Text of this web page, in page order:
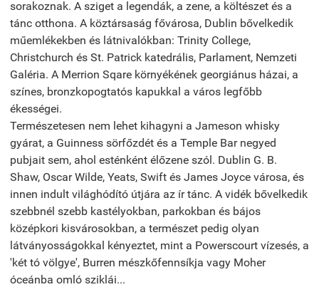
sorakoznak. A sziget a legendák, a zene, a költészet és a
tánc otthona. A köztársaság fővárosa, Dublin bővelkedik
műemlékekben és látnivalókban: Trinity College,
Christchurch és St. Patrick katedrális, Parlament, Nemzeti
Galéria. A Merrion Sqare környékének georgiánus házai, a
színes, bronzkopogtatós kapukkal a város legfőbb
ékességei.
Természetesen nem lehet kihagyni a Jameson whisky
gyárat, a Guinness sörfőzdét és a Temple Bar negyed
pubjait sem, ahol esténként élőzene szól. Dublin G. B.
Shaw, Oscar Wilde, Yeats, Swift és James Joyce városa, és
innen indult világhódító útjára az ír tánc. A vidék bővelkedik
szebbnél szebb kastélyokban, parkokban és bájos
középkori kisvárosokban, a természet pedig olyan
látványosságokkal kényeztet, mint a Powerscourt vízesés, a
'két tó völgye', Burren mészkőfennsíkja vagy Moher
óceánba omló sziklái...